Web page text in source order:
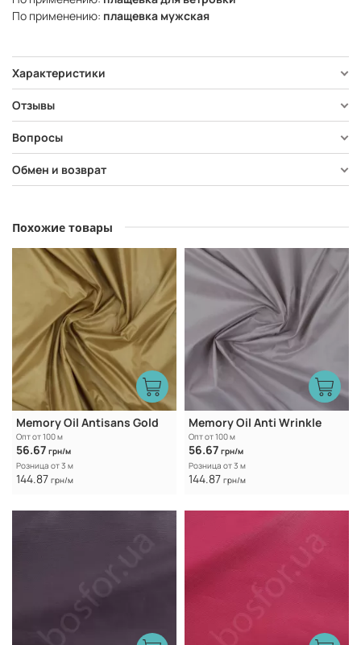
По применению: плащевка мужская
Характеристики
Отзывы
Вопросы
Обмен и возврат
Похожие товары
Memory Oil Antisans Gold
Опт от 100 м
56.67 грн/м
Розница от 3 м
144.87 грн/м
Memory Oil Anti Wrinkle
Опт от 100 м
56.67 грн/м
Розница от 3 м
144.87 грн/м